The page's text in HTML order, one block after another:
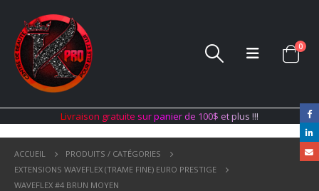
0
Livraison gratuite surpanier de 100$ etplus !!!
ACCUEIL
PRODUITS / CATÉGORIES
EXTENSIONS WAVEFLEX (TRAME FINE) EURO PRESTIGE
WAVEFLEX #4 BRUN MOYEN